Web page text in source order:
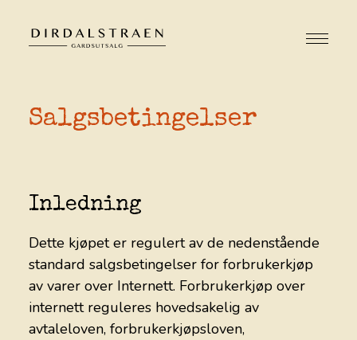
OM OSS
VAREUTVALG
OVERNATTING
BÅTUTLEIE
Salgsbetingelser
Inledning
Dette kjøpet er regulert av de nedenstående
standard salgsbetingelser for forbrukerkjøp
av varer over Internett. Forbrukerkjøp over
internett reguleres hovedsakelig av
avtaleloven, forbrukerkjøpsloven,